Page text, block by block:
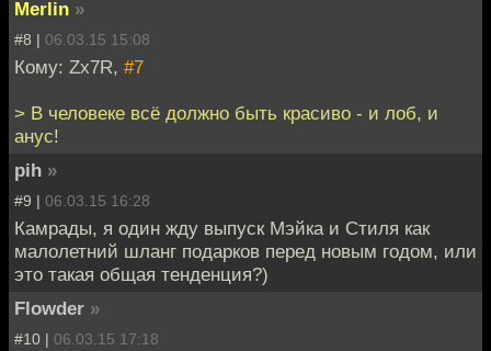
Merlin »
#8 | 06.03.15 15:08
Кому: Zx7R, #7
> В человеке всё должно быть красиво - и лоб, и
анус!
pih »
#9 | 06.03.15 16:28
Камрады, я один жду выпуск Мэйка и Стиля как
малолетний шланг подарков перед новым годом, или
это такая общая тенденция?)
Flowder »
#10 | 06.03.15 17:18